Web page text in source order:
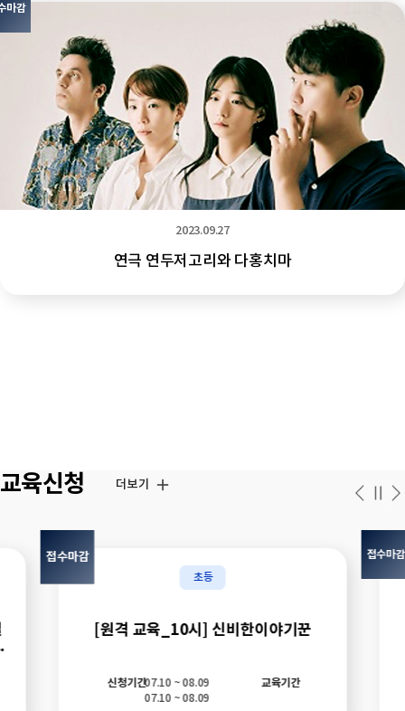
마감
2023.09.27
연극 연두저고리와 다홍치마
교육신청 더보기
접수마감
초등
[원격 교육_10시] 신비한이야기꾼
신청기간07.10 ~ 08.09
교육기간
07.10 ~ 08.09
접수마감